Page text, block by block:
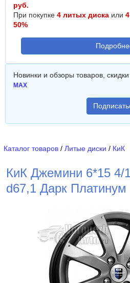
руб.
При покупке 4 литых диска или
50%
Новинки и обзоры товаров,
MAX
Каталог товаров / Литые диски / КиК
КиК Джемини 6*15 4/
d67,1 Дарк Платинум